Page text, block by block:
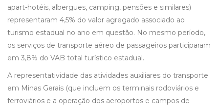
apart-hotéis, albergues, camping, pensões e similares)
representaram 4,5% do valor agregado associado ao
turismo estadual no ano em questão. No mesmo período,
os serviços de transporte aéreo de passageiros participaram
em 3,8% do VAB total turístico estadual.
A representatividade das atividades auxiliares do transporte
em Minas Gerais (que incluem os terminais rodoviários e
ferroviários e a operação dos aeroportos e campos de